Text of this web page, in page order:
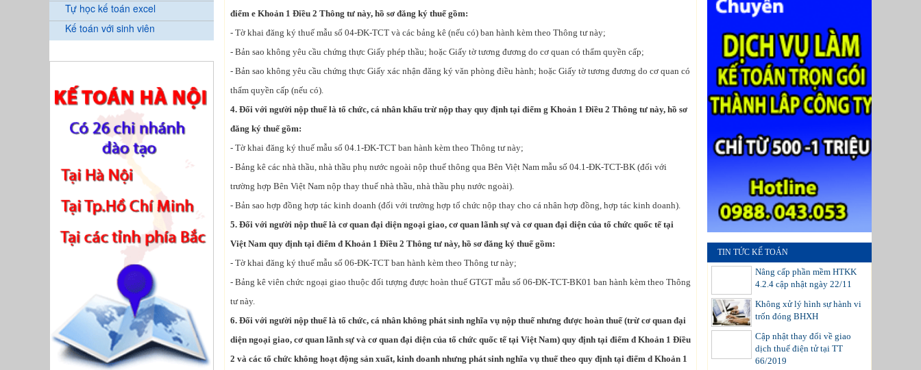
Tự học kế toán excel
Kế toán với sinh viên
điểm e Khoản 1 Điều 2 Thông tư này, hồ sơ đăng ký thuế gồm:
- Tờ khai đăng ký thuế mẫu số 04-ĐK-TCT và các bảng kê (nếu có) ban hành kèm theo Thông tư này;
- Bản sao không yêu cầu chứng thực Giấy phép thầu; hoặc Giấy tờ tương đương do cơ quan có thẩm quyền cấp;
- Bản sao không yêu cầu chứng thực Giấy xác nhận đăng ký văn phòng điều hành; hoặc Giấy tờ tương đương do cơ quan có
thẩm quyền cấp (nếu có).
4. Đối với người nộp thuế là tổ chức, cá nhân khấu trừ nộp thay quy định tại điểm g Khoản 1 Điều 2 Thông tư này, hồ sơ
đăng ký thuế gồm:
- Tờ khai đăng ký thuế mẫu số 04.1-ĐK-TCT ban hành kèm theo Thông tư này;
- Bảng kê các nhà thầu, nhà thầu phụ nước ngoài nộp thuế thông qua Bên Việt Nam mẫu số 04.1-ĐK-TCT-BK (đối với
trường hợp Bên Việt Nam nộp thay thuế nhà thầu, nhà thầu phụ nước ngoài).
- Bản sao hợp đồng hợp tác kinh doanh (đối với trường hợp tổ chức nộp thay cho cá nhân hợp đồng, hợp tác kinh doanh).
5. Đối với người nộp thuế là cơ quan đại diện ngoại giao, cơ quan lãnh sự và cơ quan đại diện của tổ chức quốc tế tại
Việt Nam quy định tại điểm đ Khoản 1 Điều 2 Thông tư này, hồ sơ đăng ký thuế gồm:
- Tờ khai đăng ký thuế mẫu số 06-ĐK-TCT ban hành kèm theo Thông tư này;
- Bảng kê viên chức ngoại giao thuộc đối tượng được hoàn thuế GTGT mẫu số 06-ĐK-TCT-BK01 ban hành kèm theo Thông
tư này.
6. Đối với người nộp thuế là tổ chức, cá nhân không phát sinh nghĩa vụ nộp thuế nhưng được hoàn thuế (trừ cơ quan đại
diện ngoại giao, cơ quan lãnh sự và cơ quan đại diện của tổ chức quốc tế tại Việt Nam) quy định tại điểm đ Khoản 1 Điều
2 và các tổ chức không hoạt động sản xuất, kinh doanh nhưng phát sinh nghĩa vụ thuế theo quy định tại điểm d Khoản 1
TIN TỨC KẾ TOÁN
Nâng cấp phần mềm HTKK
4.2.4 cập nhật ngày 22/11
Không xử lý hình sự hành vi
trốn đóng BHXH
Cập nhật thay đổi về giao
dịch thuế điện tử tại TT
66/2019